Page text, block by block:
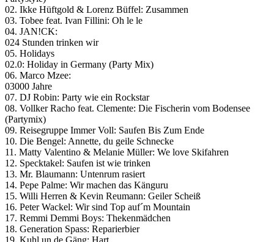
02. Ikke Hüftgold & Lorenz Büffel: Zusammen
03. Tobee feat. Ivan Fillini: Oh le le
04. JAN!CK:
024 Stunden trinken wir
05. Holidays
02.0: Holiday in Germany (Party Mix)
06. Marco Mzee:
03000 Jahre
07. DJ Robin: Party wie ein Rockstar
08. Vollker Racho feat. Clemente: Die Fischerin vom Bodensee
(Partymix)
09. Reisegruppe Immer Voll: Saufen Bis Zum Ende
10. Die Bengel: Annette, du geile Schnecke
11. Matty Valentino & Melanie Müller: We love Skifahren
12. Specktakel: Saufen ist wie trinken
13. Mr. Blaumann: Untenrum rasiert
14. Pepe Palme: Wir machen das Känguru
15. Willi Herren & Kevin Reumann: Geiler Scheiß
16. Peter Wackel: Wir sind Top auf´m Mountain
17. Remmi Demmi Boys: Thekenmädchen
18. Generation Spass: Reparierbier
19. Kuhl un de Gäng: Hart